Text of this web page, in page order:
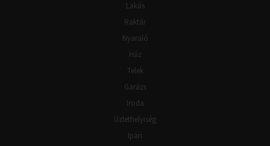
Lakás
Raktár
Nyaraló
Ház
Telek
Garázs
Iroda
Üzlethelyiség
Ipari